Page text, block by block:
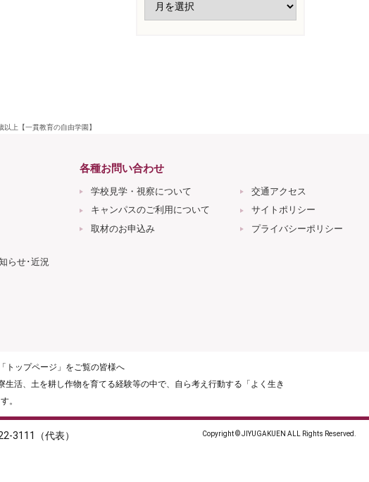
上【一貫教育の自由学園】
らせ･近況
各種お問い合わせ
学校見学・視察について
キャンパスのご利用について
取材のお申込み
交通アクセス
サイトポリシー
プライバシーポリシー
ップページ」をご覧の皆様へ
活、土を耕し作物を育てる経験等の中で、自ら考え行動する「よく生き
。
3111（代表） Copyright © JIYUGAKUEN ALL Rights Reserved.